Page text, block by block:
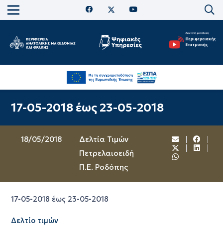
17-05-2018 έως 23-05-2018
18/05/2018
Δελτία Τιμών
Πετρελαιοειδή
Π.Ε. Ροδόπης
17-05-2018 έως 23-05-2018
Δελτίο τιμών